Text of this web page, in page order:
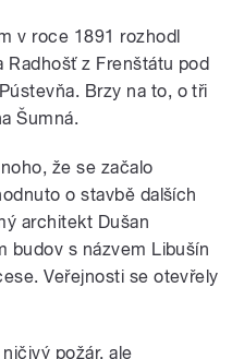
v roce 1891 rozhodl
Radhošť z Frenštátu pod
Brzy na to, o tři
Šumná.
že se začalo
o stavbě dalších
architekt Dušan
budov s názvem Libušín
Veřejnosti se otevřely
požár, ale